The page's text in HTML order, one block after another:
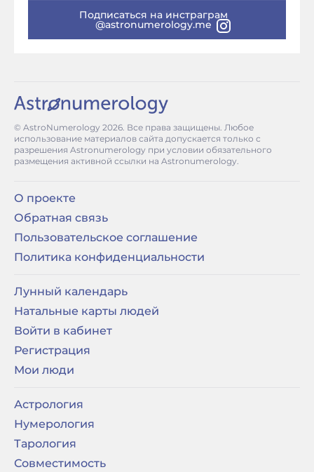
Подписаться на инстраграм
@astronumerology.me
© AstroNumerology 2026. Все права защищены. Любое
использование материалов сайта допускается только с
разрешения Astronumerology при условии обязательного
размещения активной ссылки на Astronumerology.
О проекте
Обратная связь
Пользовательское соглашение
Политика конфиденциальности
Лунный календарь
Натальные карты людей
Войти в кабинет
Регистрация
Мои люди
Астрология
Нумерология
Тарология
Совместимость